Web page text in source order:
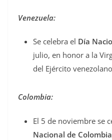
Venezuela:
Se celebra el Día
julio, en honor a la
del Ejército
Colombia:
El 5 de noviembre se
Nacional de Colombia